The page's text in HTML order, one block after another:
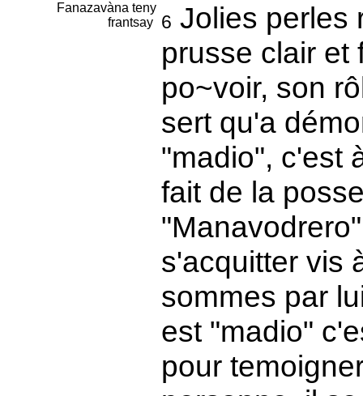
Fanazavàna teny
frantsay
6 Jolies perles
prusse clair et
po~voir, son
sert qu'a
"madio", c'est
fait de la
s'acquitter vis
sommes par
est "madio"
pour